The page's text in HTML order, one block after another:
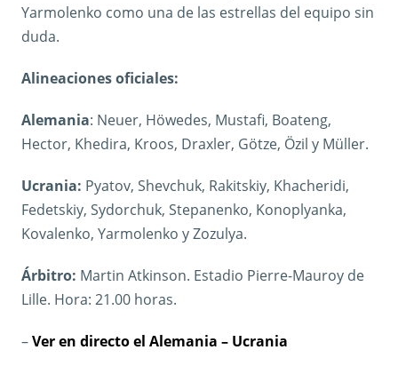
Yarmolenko como una de las estrellas del equipo sin
duda.
Alineaciones oficiales:
Alemania: Neuer, Höwedes, Mustafi, Boateng,
Hector, Khedira, Kroos, Draxler, Götze, Özil y Müller.
Ucrania: Pyatov, Shevchuk, Rakitskiy, Khacheridi,
Fedetskiy, Sydorchuk, Stepanenko, Konoplyanka,
Kovalenko, Yarmolenko y Zozulya.
Árbitro: Martin Atkinson. Estadio Pierre-Mauroy de
Lille. Hora: 21.00 horas.
–Ver en directo el Alemania – Ucrania